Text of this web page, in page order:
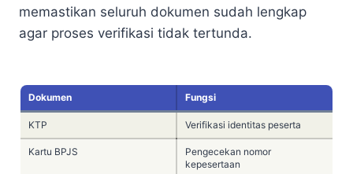
memastikan seluruh dokumen sudah lengkap
agar proses verifikasi tidak tertunda.
Dokumen Fungsi
KTP Verifikasi identitas peserta
Kartu BPJS
Pengecekan nomor
kepesertaan